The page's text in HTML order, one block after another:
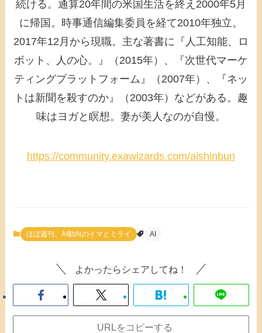
続ける。通算20年間の米国生活を終え2000年5月
に帰国。時事通信編集委員を経て2010年独立。
2017年12月から現職。主な著書に『人工知能、ロ
ボット、人の心。』（2015年）、『次世代マーケ
ティングプラットフォーム』（2007年）、『ネッ
トは新聞を殺すのか』（2003年）などがある。趣
味はヨガと瞑想。妻が美人なのが自慢。
https://community.exawizards.com/aishinbun
ほぼ週刊、AI動向のイマとミライ AI
よかったらシェアしてね！
URLをコピーする